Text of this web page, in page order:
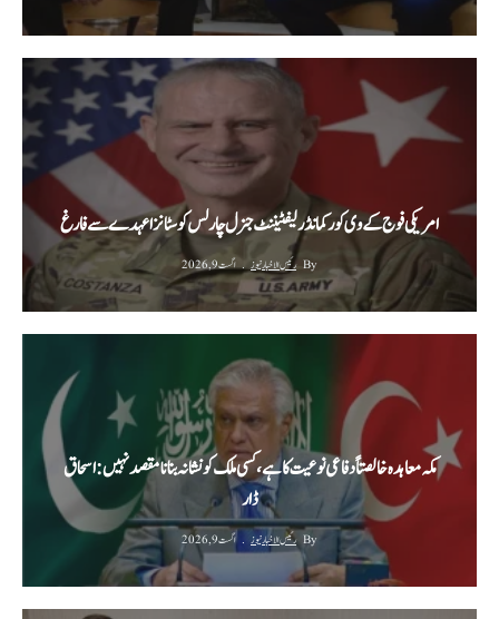
امریکی فوج کے وی کور کمانڈر لیفٹیننٹ جنرل چارلس کوسٹانزا عہدے سے فارغ
By رئیس الاخبار نیوز اگست 9, 2026
مکہ معاہدہ خالصتاً دفاعی نوعیت کا ہے، کسی ملک کو نشانہ بنانا مقصد نہیں: اسحاق
ڈار
By رئیس الاخبار نیوز اگست 9, 2026